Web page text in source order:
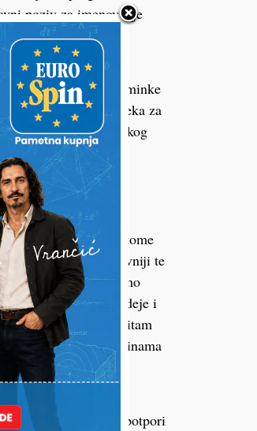
poziv za imenovanje
Darko Lončarek,
JVP-a Jasminke
gradskog Odsjeka za
voditeljica gradskog
je uvjeren da VZG
u Koprivnica i na tome
biti bolji, operativniji te
jesu. Jer dugujemo
sve vaše dobre ideje i
biti osovina. Čestitam
što, iako je već godinama
naše male, ali
Jakšiću na potpori